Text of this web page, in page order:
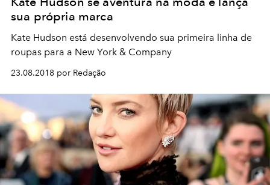
sua própria marca
Kate Hudson está desenvolvendo sua primeira linha de
roupas para a New York & Company
23.08.2018 por Redação